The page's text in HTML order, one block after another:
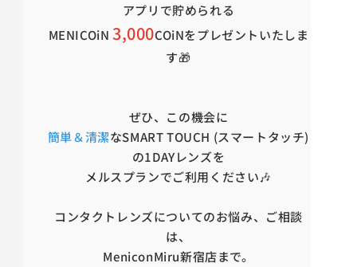
アプリで貯められる
MENICOiN 3,000COiNをプレゼントいたしま
す🎁
ぜひ、この機会に
簡単＆清潔なSMART TOUCH (スマートタッチ)
の1DAYレンズを
メルスプランでご利用ください🎶
コンタクトレンズについてのお悩み、ご相談
は、
MeniconMiru新宿店まで。